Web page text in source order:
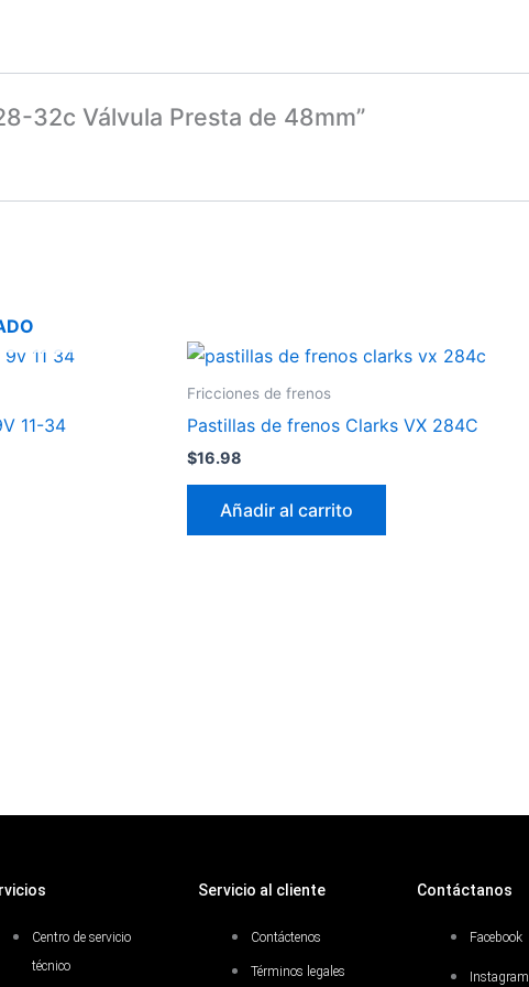
32c Válvula Presta de 48mm”
11-34
Fricciones de frenos
Pastillas de frenos Clarks VX 284C
$16.98
Añadir al carrito
Centro de servicio
técnico
Servicio al cliente
Contáctenos
Términos legales
Contáctanos
Facebook
Instagram